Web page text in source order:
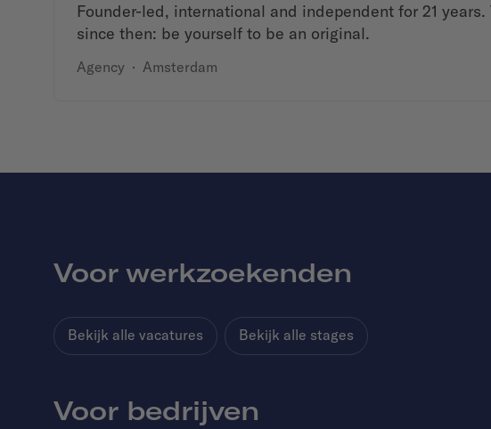
Founder-led, international and independent for 21 years.
since then: be yourself to be an original.
Agency · Amsterdam
Voor werkzoekenden
Bekijk alle vacatures Bekijk alle stages
Voor bedrijven